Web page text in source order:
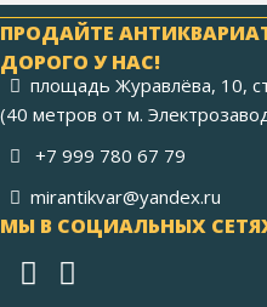
ПРОДАЙТЕ
ДОРОГО У НАС!
площадь Журавлёва, 10,
(40 метров от м.
+7 999 780 67 79
mirantikvar@yandex.ru
МЫ В СОЦИАЛЬНЫХ